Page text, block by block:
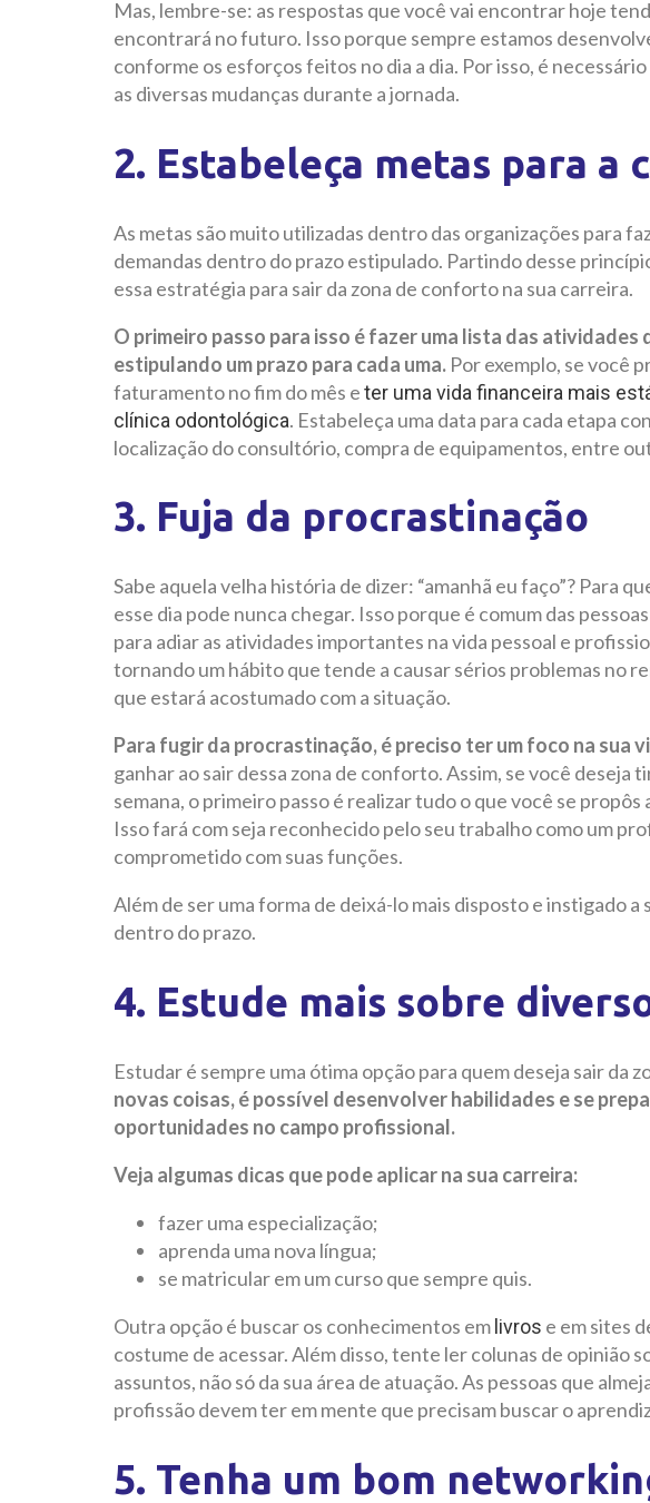
Mas, lembre-se: as respostas que você vai encontrar hoje
encontrará no futuro. Isso porque sempre estamos
conforme os esforços feitos no dia a dia. Por isso, é
as diversas mudanças durante a jornada.
2. Estabeleça metas para a
As metas são muito utilizadas dentro das organizações para
demandas dentro do prazo estipulado. Partindo desse
essa estratégia para sair da zona de conforto na sua carreira.
O primeiro passo para isso é fazer uma lista das atividades
estipulando um prazo para cada uma. Por exemplo, se você
faturamento no fim do mês eter uma vida financeira mais
clínica odontológica. Estabeleça uma data para cada etapa
localização do consultório, compra de equipamentos, entre
3. Fuja da procrastinação
Sabe aquela velha história de dizer: “amanhã eu faço”? Para
esse dia pode nunca chegar. Isso porque é comum das
para adiar as atividades importantes na vida pessoal e
tornando um hábito que tende a causar sérios problemas no
que estará acostumado com a situação.
Para fugir da procrastinação, é preciso ter um foco na sua
ganhar ao sair dessa zona de conforto. Assim, se você deseja
semana, o primeiro passo é realizar tudo o que você se propôs
Isso fará com seja reconhecido pelo seu trabalho como um
comprometido com suas funções.
Além de ser uma forma de deixá-lo mais disposto e instigado a
dentro do prazo.
4. Estude mais sobre
Estudar é sempre uma ótima opção para quem deseja sair da
novas coisas, é possível desenvolver habilidades e se
oportunidades no campo profissional.
Veja algumas dicas que pode aplicar na sua carreira:
fazer uma especialização;
aprenda uma nova língua;
se matricular em um curso que sempre quis.
Outra opção é buscar os conhecimentos em livros e em sites
costume de acessar. Além disso, tente ler colunas de opinião
assuntos, não só da sua área de atuação. As pessoas que
profissão devem ter em mente que precisam buscar o
5. Tenha um bom